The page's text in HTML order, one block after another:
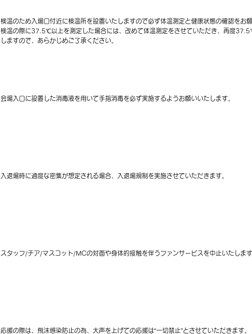
検温のため入場口付近に検温所を設置いたしますので必ず体温測定と健康状態の確認をお
検温の際に37.5℃以上を測定した場合には、改めて体温測定をさせていただき、再度
しますので、あらかじめご了承ください。
会場入口に設置した消毒液を用いて手指消毒を必ず実施するようお願いいたします。
入退場時に過度な密集が想定される場合、入退場規制を実施させていただきます。
スタッフ/チア/マスコット/MCの対面や身体的接触を伴うファンサービスを中止いたしま
応援の際は、飛沫感染防止の為、大声を上げての応援は“一切禁止”とさせていただきます。